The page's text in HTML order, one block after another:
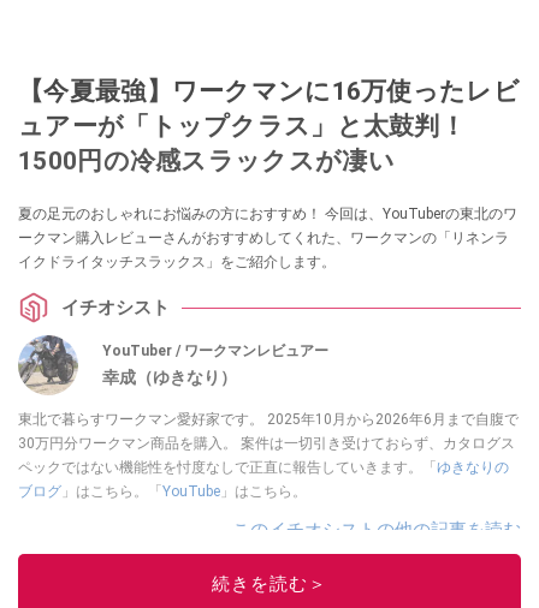
【今夏最強】ワークマンに16万使ったレビ
ュアーが「トップクラス」と太鼓判！
1500円の冷感スラックスが凄い
夏の足元のおしゃれにお悩みの方におすすめ！ 今回は、YouTuberの東北のワ
ークマン購入レビューさんがおすすめしてくれた、ワークマンの「リネンラ
イクドライタッチスラックス」をご紹介します。
イチオシスト
YouTuber / ワークマンレビュアー
幸成（ゆきなり）
東北で暮らすワークマン愛好家です。 2025年10月から2026年6月まで自腹で
30万円分ワークマン商品を購入。 案件は一切引き受けておらず、カタログス
ペックではない機能性を忖度なしで正直に報告していきます。「 ゆきなりの
ブログ 」はこちら。「 YouTube 」はこちら。
このイチオシストの他の記事を読む
続きを読む＞